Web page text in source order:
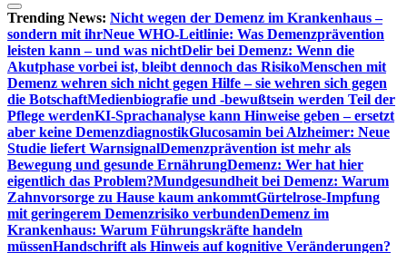
Trending News: Nicht wegen der Demenz im Krankenhaus –
sondern mit ihrNeue WHO-Leitlinie: Was Demenzprävention
leisten kann – und was nichtDelir bei Demenz: Wenn die
Akutphase vorbei ist, bleibt dennoch das RisikoMenschen mit
Demenz wehren sich nicht gegen Hilfe – sie wehren sich gegen
die BotschaftMedienbiografie und -bewußtsein werden Teil der
Pflege werdenKI-Sprachanalyse kann Hinweise geben – ersetzt
aber keine DemenzdiagnostikGlucosamin bei Alzheimer: Neue
Studie liefert WarnsignalDemenzprävention ist mehr als
Bewegung und gesunde ErnährungDemenz: Wer hat hier
eigentlich das Problem?Mundgesundheit bei Demenz: Warum
Zahnvorsorge zu Hause kaum ankommtGürtelrose-Impfung
mit geringerem Demenzrisiko verbundenDemenz im
Krankenhaus: Warum Führungskräfte handeln
müssenHandschrift als Hinweis auf kognitive Veränderungen?